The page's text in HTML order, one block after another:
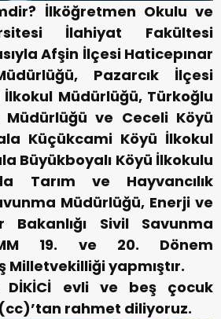
İlköğretmen Okulu ve
İlahiyat Fakültesi
Afşin İlçesi Haticepınar
Pazarcık İlçesi
İlkokul Müdürlüğü, Türkoğlu
ve Ceceli Köyü
Küçükcami Köyü İlkokul
Büyükboyalı Köyü İlkokulu
Tarım ve Hayvancılık
Müdürlüğü, Enerji ve
Bakanlığı Sivil Savunma
19. ve 20. Dönem
yapmıştır.
DİKİCİ evli ve beş çocuk
rahmet diliyoruz.